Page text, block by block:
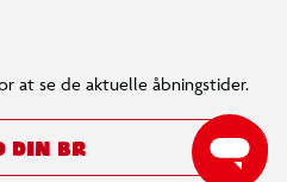
at se de aktuelle åbningstider.
DIN BR